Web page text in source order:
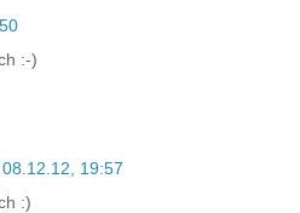
:-)
08.12.12, 19:57
:)